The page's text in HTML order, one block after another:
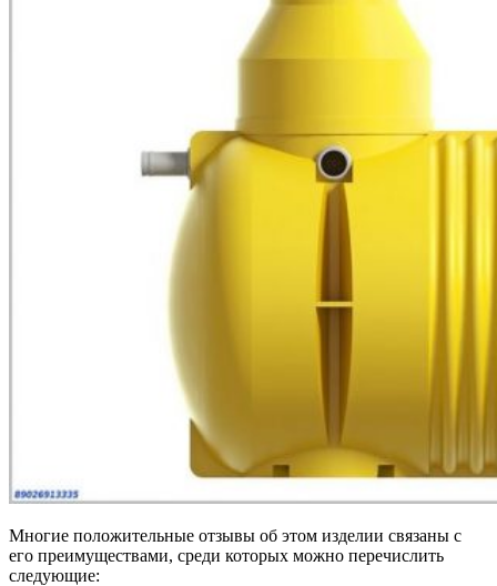
Многие положительные отзывы об этом изделии связаны с
его преимуществами, среди которых можно перечислить
следующие: